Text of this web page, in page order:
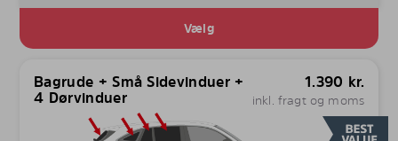
Vælg
Bagrude + Små Sidevinduer +
4 Dørvinduer
1.390 kr.
inkl. fragt og moms